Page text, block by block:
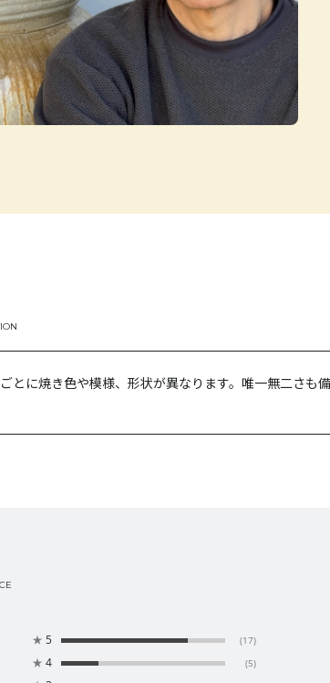
とに焼き色や模様、形状が異なります。唯一無二さも
★ 5 (17)
★ 4 (5)